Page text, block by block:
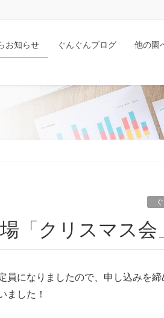
お知らせ ぐんぐんブログ 他の園
場「クリスマス会
員になりましたので、申し込みを
ました！